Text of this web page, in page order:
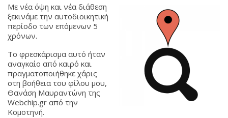
Με νέα όψη και νέα διάθεση
ξεκινάμε την αυτοδιοικητική
περίοδο των επόμενων 5
χρόνων.
Το φρεσκάρισμα αυτό ήταν
αναγκαίο από καιρό και
πραγματοποιήθηκε χάρις
στη βοήθεια του φίλου μου,
Θανάση Μαυραντώνη της
Webchip.gr από την
Κομοτηνή.